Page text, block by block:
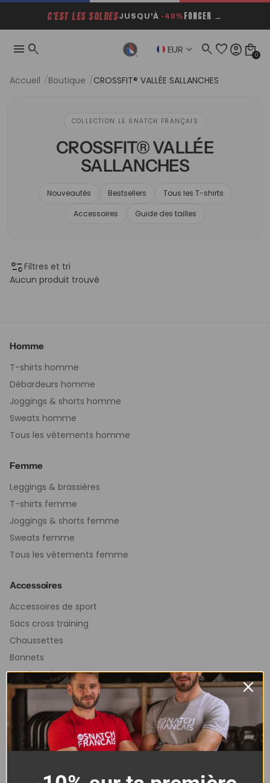
C'EST LES SOLDESJUSQU'À -40% FONCER →
menu search EUR keyboard_arrow_down search favoriteaccount_circle local_mall
0
Accueil Boutique CROSSFIT® VALLÉE SALLANCHES
COLLECTION LE SNATCH FRANÇAIS
CROSSFIT® VALLÉE
SALLANCHES
Nouveautés Bestsellers
Tous les T-shirts
Accessoires
Guide des tailles
page_info Filtres et tri
Aucun produit trouvé
Homme
T-shirts homme
Débardeurs homme
Joggings & shorts homme
Sweats homme
Tous les vêtements homme
Femme
Leggings & brassières
T-shirts femme
Joggings & shorts femme
Sweats femme
Tous les vêtements femme
Accessoires
Accessoires de sport
Sacs cross training
Chaussettes
Bonnets
Patchs Velcro
Aide & marque
Guide des tailles
Livraison & retours
Nos engagements